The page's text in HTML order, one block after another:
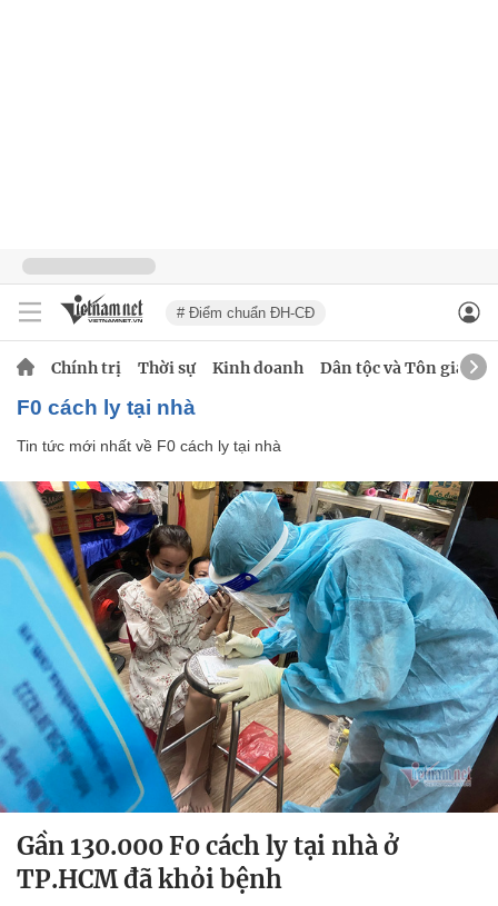
# Điểm chuẩn ĐH-CĐ
Chính trị Thời sự Kinh doanh Dân tộc và Tôn giáo
F0 cách ly tại nhà
Tin tức mới nhất về F0 cách ly tại nhà
Gần 130.000 F0 cách ly tại nhà ở
TP.HCM đã khỏi bệnh